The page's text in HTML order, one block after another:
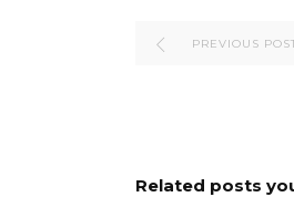
PREVIOUS
Related posts